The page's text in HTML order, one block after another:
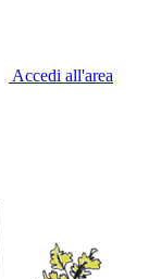
Accedi all'area